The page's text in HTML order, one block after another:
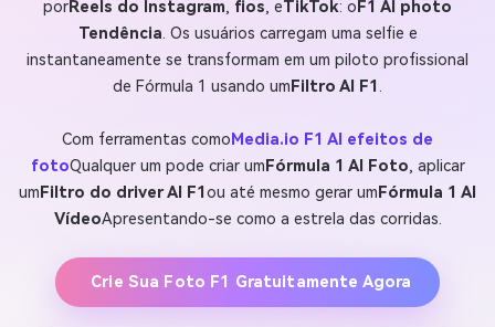
porReels do Instagram, fios, eTikTok: o F1 AI photo
Tendência. Os usuários carregam uma selfie e
instantaneamente se transformam em um piloto profissional
de Fórmula 1 usando um Filtro AI F1 .
Com ferramentas como Media.io F1 AI efeitos de
fotoQualquer um pode criar um Fórmula 1 AI Foto, aplicar
um Filtro do driver AI F1 ou até mesmo gerar um Fórmula 1 AI
VídeoApresentando-se como a estrela das corridas.
Crie Sua Foto F1 Gratuitamente Agora